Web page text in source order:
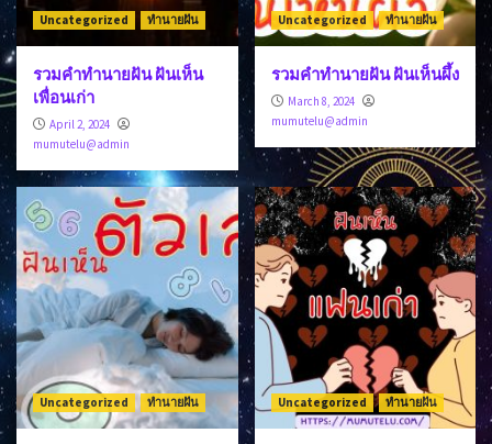
Uncategorized ทำนายฝัน
รวมคำทำนายฝัน ฝันเห็น
เพื่อนเก่า
April 2, 2024
mumutelu@admin
Uncategorized ทำนายฝัน
รวมคำทำนายฝัน ฝันเห็นผึ้ง
March 8, 2024
mumutelu@admin
Uncategorized ทำนายฝัน Uncategorized ทำนายฝัน